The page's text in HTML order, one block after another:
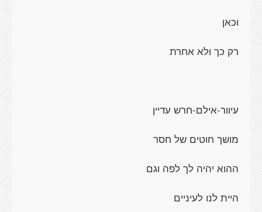
וכאן
רק כך ולא אחרת
עיוור-אילם-חרש עדיין
מושך חוטים של חסר
ההוא יהיה לך לפה וגם
היית לנו לעיניים